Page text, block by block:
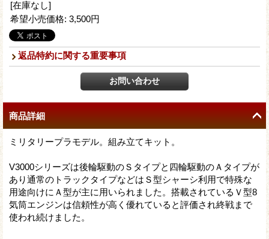
[在庫なし]
希望小売価格: 3,500円
返品特約に関する重要事項
商品詳細
ミリタリープラモデル。組み立てキット。
V3000シリーズは後輪駆動のＳタイプと四輪駆動のＡタイプが
あり通常のトラックタイプなどはＳ型シャーシ利用で特殊な
用途向けにＡ型が主に用いられました。搭載されているＶ型8
気筒エンジンは信頼性が高く優れていると評価され終戦まで
使われ続けました。